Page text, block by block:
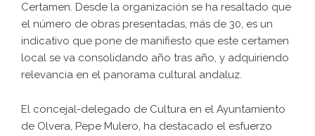
Certamen. Desde la organización se ha resaltado que
el número de obras presentadas, más de 30, es un
indicativo que pone de manifiesto que este certamen
local se va consolidando año tras año, y adquiriendo
relevancia en el panorama cultural andaluz.
El concejal-delegado de Cultura en el Ayuntamiento
de Olvera, Pepe Mulero, ha destacado el esfuerzo